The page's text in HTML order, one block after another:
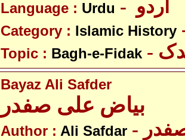
Language : Urdu
Category : Islamic History
Topic : Bagh-e-Fidak
Bayaz Ali Safder
Author : Ali Safdar